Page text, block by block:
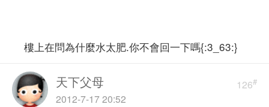
樓上在問為什麼水太肥.你不會回一下嗎{:3_63:}
126#
天下父母
2012-7-17 20:52